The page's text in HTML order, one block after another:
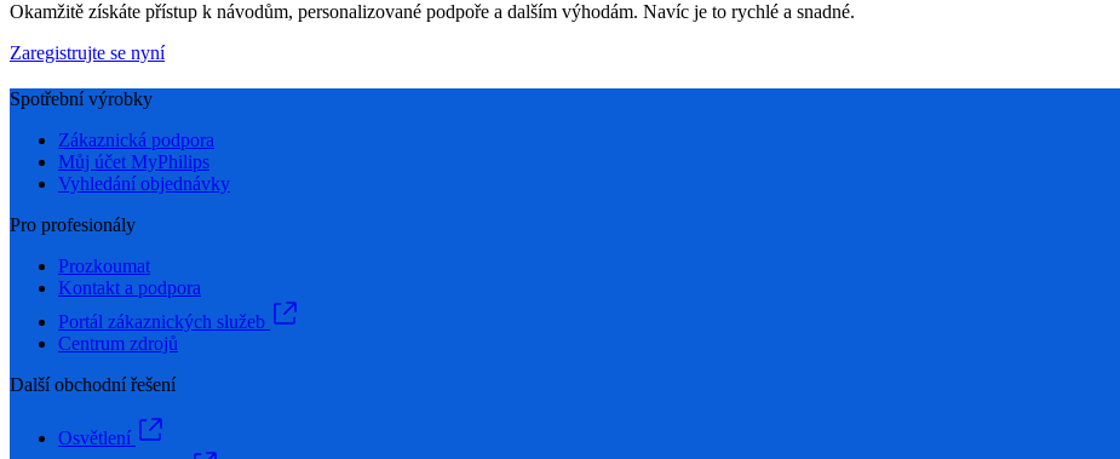
Okamžitě získáte přístup k návodům, personalizované podpoře a dalším výhodám. Navíc je to rychlé a snadné.
Zaregistrujte se nyní
Spotřební výrobky
Zákaznická podpora
Můj účet MyPhilips
Vyhledání objednávky
Pro profesionály
Prozkoumat
Kontakt a podpora
Portál zákaznických služeb
Centrum zdrojů
Další obchodní řešení
Osvětlení